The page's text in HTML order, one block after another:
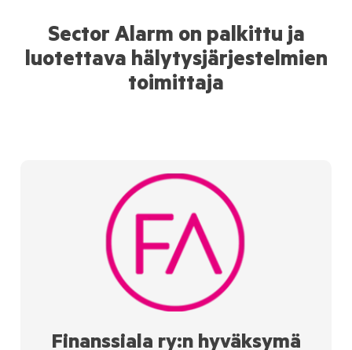
Sector Alarm on palkittu ja
luotettava hälytysjärjestelmien
toimittaja
Finanssiala ry:n hyväksymä